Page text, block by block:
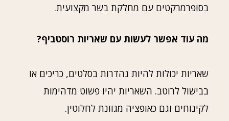
בסופרמרקטים עם מחלקת בשר מקצועית.
מה עוד אפשר לעשות עם שאריות רוסטביף?
שאריות יכולות להיות נהדרות בסלטים, כריכים או
בבישול לרוטב. השאריות יהיו פשוט מדהימות
לקינוחים וגם כאופציה מגוונת לחלוטין.